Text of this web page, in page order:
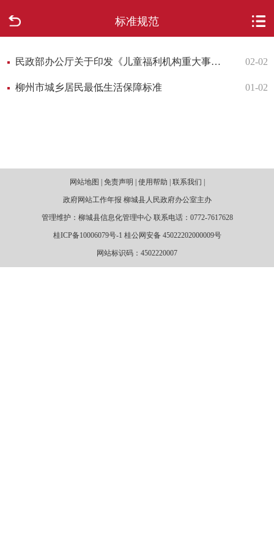
标准规范
走进柳城
新闻中心
民政部办公厅关于印发《儿童福利机构重大事故隐患判定标准》的通知 02-02
柳州市城乡居民最低生活保障标准 01-02
网站地图 | 免责声明 | 使用帮助 | 联系我们 |
政府网站工作年报 柳城县人民政府办公室主办
管理维护：柳城县信息化管理中心 联系电话：0772-7617628
桂ICP备10006079号-1 桂公网安备 45022202000009号
网站标识码：4502220007